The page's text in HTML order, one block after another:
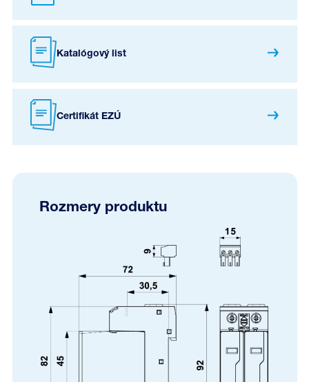
Katalógový list
Certifikát EZÚ
Rozmery produktu